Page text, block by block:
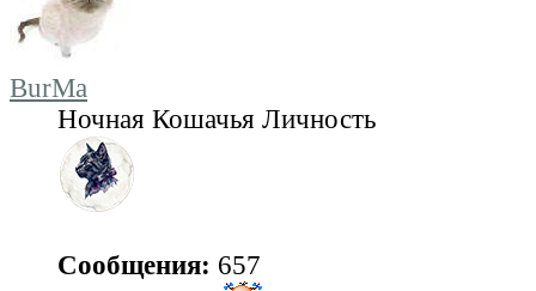
BurMa
Ночная Кошачья Личность
Сообщения: 657